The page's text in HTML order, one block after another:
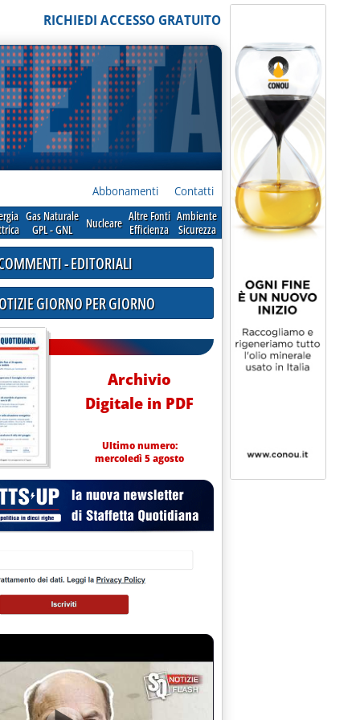
RICHIEDI ACCESSO GRATUITO
Abbonamenti Contatti
Gas Naturale
GPL - GNL
Nucleare Altre Fonti
Efficienza
Ambiente
Sicurezza
DL Energia
- EDITORIALI
GIORNO PER GIORNO
Archivio
Digitale in PDF
Ultimo numero:
mercoledì 5 agosto